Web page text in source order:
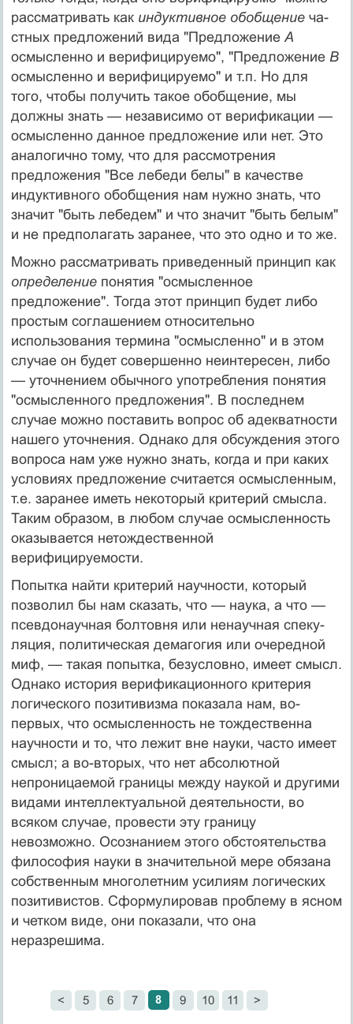
рассматривать как индуктивное обобщение ча­
стных предложений вида "Предложение А
осмысленно и верифицируемо", "Предложение В
осмысленно и верифицируемо" и т.п. Но для
того, чтобы получить такое обобщение, мы
должны знать — независимо от верифика­ции —
осмысленно данное предложение или нет. Это
аналогично тому, что для рассмотрения
предложения "Все лебеди белы" в качестве
индуктивного обобщения нам нужно знать, что
значит "быть лебедем" и что значит "быть белым"
и не предполагать заранее, что это одно и то же.
Можно рассматривать приведенный принцип как
определение понятия "осмысленное
предложение". Тогда этот принцип будет либо
простым со­глашением относительно
использования термина "осмысленно" и в этом
слу­чае он будет совершенно неинтересен, либо
— уточнением обычного упот­ребления понятия
"осмысленного предложения". В последнем
случае можно поставить вопрос об адекватности
нашего уточнения. Однако для обсуждения этого
вопроса нам уже нужно знать, когда и при каких
условиях предложение считается осмысленным,
т.е. заранее иметь некоторый критерий смысла.
Та­ким образом, в любом случае осмысленность
оказывается нетождественной
верифицируемости.
Попытка найти критерий научности, который
позволил бы нам ска­зать, что — наука, а что —
псевдонаучная болтовня или ненаучная спеку­
ляция, политическая демагогия или очередной
миф, — такая попытка, без­условно, имеет смысл.
Однако история верификационного критерия
логи­ческого позитивизма показала нам, во-
первых, что осмысленность не тож­дественна
научности и то, что лежит вне науки, часто имеет
смысл; а во-вторых, что нет абсолютной
непроницаемой границы между наукой и дру­гими
видами интеллектуальной деятельности, во
всяком случае, провести эту границу
невозможно. Осознанием этого обстоятельства
философия науки в значительной мере обязана
собственным многолетним усилиям логических
позитивистов. Сформулировав проблему в ясном
и четком виде, они показали, что она
неразрешима.
< 5 6 7 8 9 10 11 >